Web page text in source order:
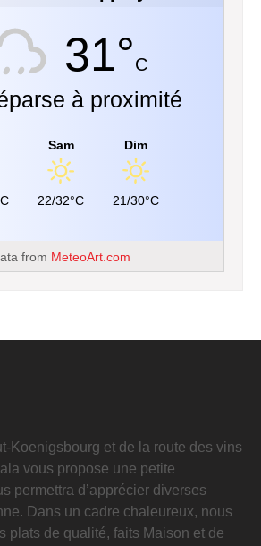
31°C
à proximité
Sam
22/32°C
Dim
21/30°C
from MeteoArt.com
Koenigsbourg et de la route des vins
vous propose une petite
permettra d’apprécier diverses
Dans un cadre chaleureux, nous
plats de qualité, faits Maison et de